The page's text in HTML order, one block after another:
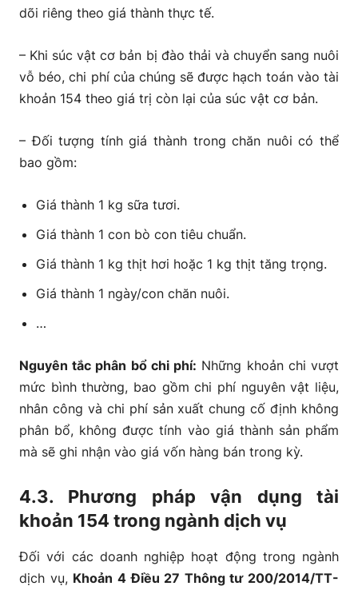
dõi riêng theo giá thành thực tế.
– Khi súc vật cơ bản bị đào thải và chuyển sang nuôi
vỗ béo, chi phí của chúng sẽ được hạch toán vào tài
khoản 154 theo giá trị còn lại của súc vật cơ bản.
– Đối tượng tính giá thành trong chăn nuôi có thể
bao gồm:
Giá thành 1 kg sữa tươi.
Giá thành 1 con bò con tiêu chuẩn.
Giá thành 1 kg thịt hơi hoặc 1 kg thịt tăng trọng.
Giá thành 1 ngày/con chăn nuôi.
…
Nguyên tắc phân bổ chi phí: Những khoản chi vượt
mức bình thường, bao gồm chi phí nguyên vật liệu,
nhân công và chi phí sản xuất chung cố định không
phân bổ, không được tính vào giá thành sản phẩm
mà sẽ ghi nhận vào giá vốn hàng bán trong kỳ.
4.3. Phương pháp vận dụng tài
khoản 154 trong ngành dịch vụ
Đối với các doanh nghiệp hoạt động trong ngành
dịch vụ, Khoản 4 Điều 27 Thông tư 200/2014/TT-